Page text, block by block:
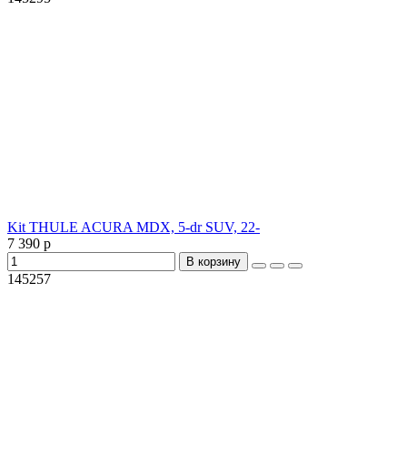
Kit THULE ACURA MDX, 5-dr SUV, 22-
7 390 р
В корзину
145257